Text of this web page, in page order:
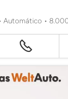
Automático •